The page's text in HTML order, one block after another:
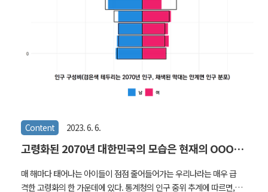
Content 2023. 6. 6.
고령화된 2070년 대한민국의 모습은 현재의 OOO에
매 해마다 태어나는 아이들이 점점 줄어들어가는 우리나라는 매우 급
격한 고령화의 한 가운데에 있다. 통계청의 인구 중위 추계에 따르면,